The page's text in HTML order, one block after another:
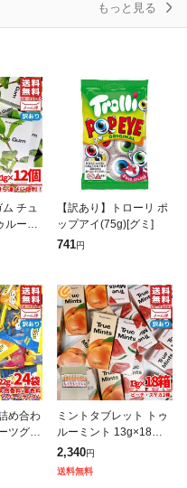
もっと見る
チュ
ーガ
不使
コ 訳
販 送
【訳あり】トローリ ポ
ップアイ(75g)[グミ]
741円
め合わ
ツグミ
ロウ
まき
り メー
ミントタブレット トゥ
ルーミント 13g×18箱
ピーチ&スイカ 2種セッ
ト 訳あり メール便 コ
ストコ 通販 送料無料
2,340円
送料無料